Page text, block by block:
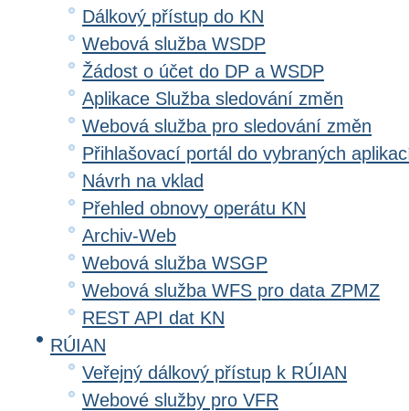
Dálkový přístup do KN
Webová služba WSDP
Žádost o účet do DP a WSDP
Aplikace Služba sledování změn
Webová služba pro sledování změn
Přihlašovací portál do vybraných
Návrh na vklad
Přehled obnovy operátu KN
Archiv-Web
Webová služba WSGP
Webová služba WFS pro data ZPMZ
REST API dat KN
RÚIAN
Veřejný dálkový přístup k RÚIAN
Webové služby pro VFR